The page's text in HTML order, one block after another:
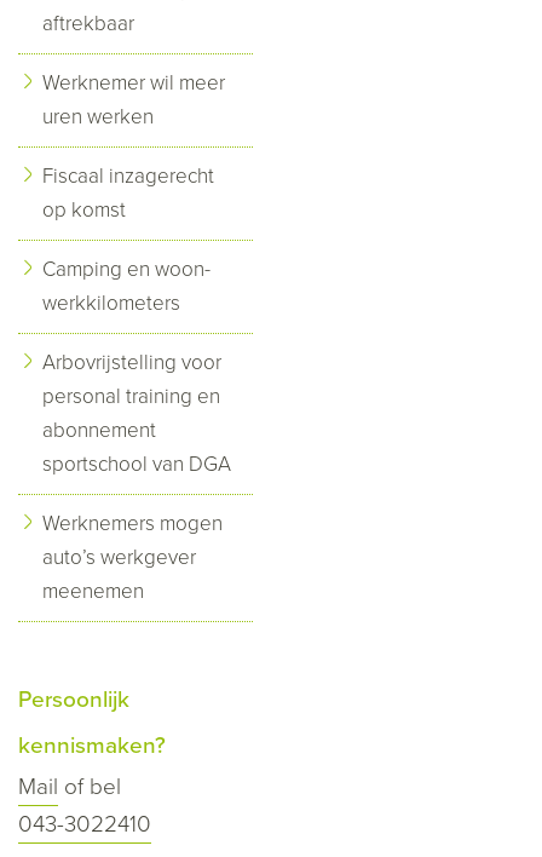
aftrekbaar
Werknemer wil meer
uren werken
Fiscaal inzagerecht
op komst
Camping en woon-
werkkilometers
Arbovrijstelling voor
personal training en
abonnement
sportschool van DGA
Werknemers mogen
auto’s werkgever
meenemen
Persoonlijk
kennismaken?
Mail of bel
043-3022410